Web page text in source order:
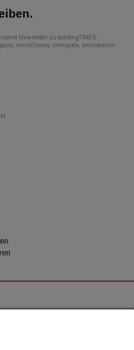
Newsletter zu buildingTIMES,
immo7news, immojobs, immotermin